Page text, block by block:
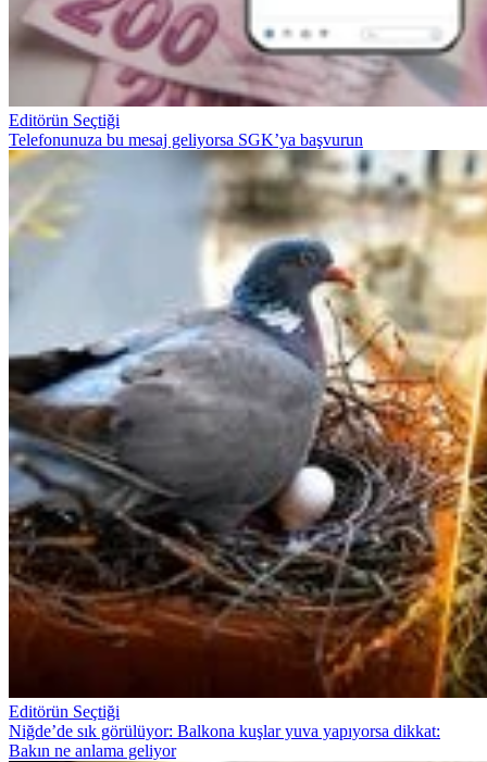
Editörün Seçtiği
Telefonunuza bu mesaj geliyorsa SGK’ya başvurun
Editörün Seçtiği
Niğde’de sık görülüyor: Balkona kuşlar yuva yapıyorsa dikkat:
Bakın ne anlama geliyor